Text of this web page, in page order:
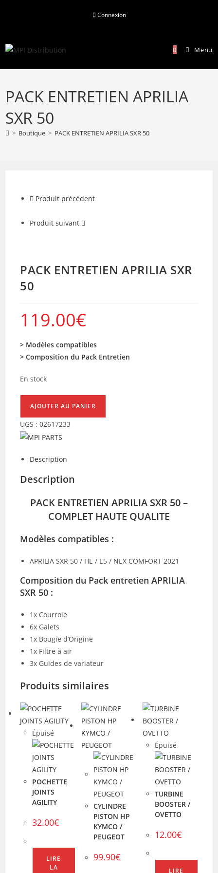
Connexion
0 Menu
PACK ENTRETIEN APRILIA
SXR 50
> Boutique > PACK ENTRETIEN APRILIA SXR 50
Produit précédent
Produit suivant
PACK ENTRETIEN APRILIA SXR
50
119.00€
> Modèles compatibles
> Composition du Pack Entretien
En stock
PACK
ENTRETIEN
SXR
AJOUTER AU PANIER
UGS :02617233
Description
Description
PACK ENTRETIEN APRILIA SXR 50 –
COMPLET HAUTE QUALITE
Modèles compatibles :
APRILIA SXR 50 / HE / E5 / NEX COMFORT 2021
Composition du Pack entretien APRILIA
SXR 50 :
1x Courroie
6x Galets
1x Bougie d’Origine
1x Filtre à air
3x Guides de variateur
Produits similaires
Épuisé
POCHETTE
JOINTS
AGILITY
32.00€
LIRE
LA
CYLINDRE
PISTON HP
KYMCO /
PEUGEOT
99.90€
Épuisé
TURBINE
BOOSTER /
OVETTO
12.00€
LIRE